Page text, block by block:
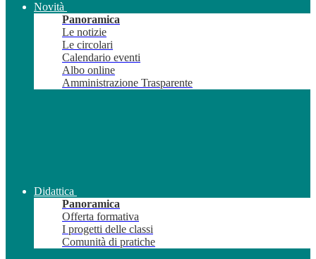
Novità
Panoramica
Le notizie
Le circolari
Calendario eventi
Albo online
Amministrazione Trasparente
Didattica
Panoramica
Offerta formativa
I progetti delle classi
Comunità di pratiche